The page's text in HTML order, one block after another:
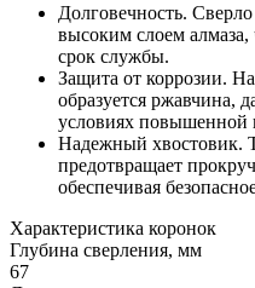
Долговечность.
высоким слоем алмаза,
срок службы.
Защита от коррозии.
образуется ржавчина,
условиях повышенной
Надежный хвостовик.
предотвращает
обеспечивая
Характеристика коронок
Глубина сверления, мм
67